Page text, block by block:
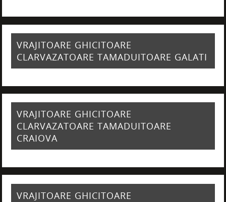
VRAJITOARE GHICITOARE
CLARVAZATOARE TAMADUITOARE GALATI
VRAJITOARE GHICITOARE
CLARVAZATOARE TAMADUITOARE
CRAIOVA
VRAJITOARE GHICITOARE